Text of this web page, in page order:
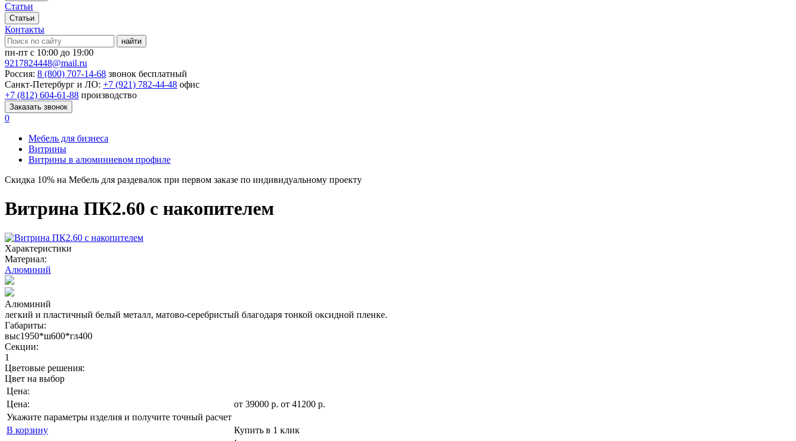
Статьи
Статьи
Контакты
найти
пн-пт с 10:00 до 19:00
9217824448@mail.ru
Россия: 8 (800) 707-14-68 звонок бесплатный
Санкт-Петербург и ЛО: +7 (921) 782-44-48 офис
+7 (812) 604-61-88 производство
Заказать звонок
0
Мебель для бизнеса
Витрины
Витрины в алюминиевом профиле
Скидка 10% на Мебель для раздевалок при первом заказе по индивидуальному проекту
Витрина ПК2.60 с накопителем
Характеристики
Материал:
Алюминий
Алюминий
легкий и пластичный белый металл, матово-серебристый благодаря тонкой оксидной пленке.
Габариты:
выс1950*ш600*гл400
Секции:
1
Цветовые решения:
Цвет на выбор
Цена:
Цена:
от 39000 р. от 41200 р.
Укажите параметры изделия и получите точный расчет
В корзину
Купить в 1 клик